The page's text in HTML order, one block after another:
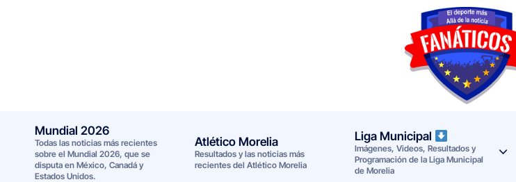
F
a
a
Noticias
deportivas
2026
Mundial 2026
Todas las noticias más recientes
sobre el Mundial 2026, que se
disputa en México, Canadá y
Estados Unidos.
Atlético Morelia
Resultados y las noticias más
recientes del Atlético Morelia
Liga Municipal
Imágenes, Videos, Resultados y
Programación de la Liga Municipal
de Morelia